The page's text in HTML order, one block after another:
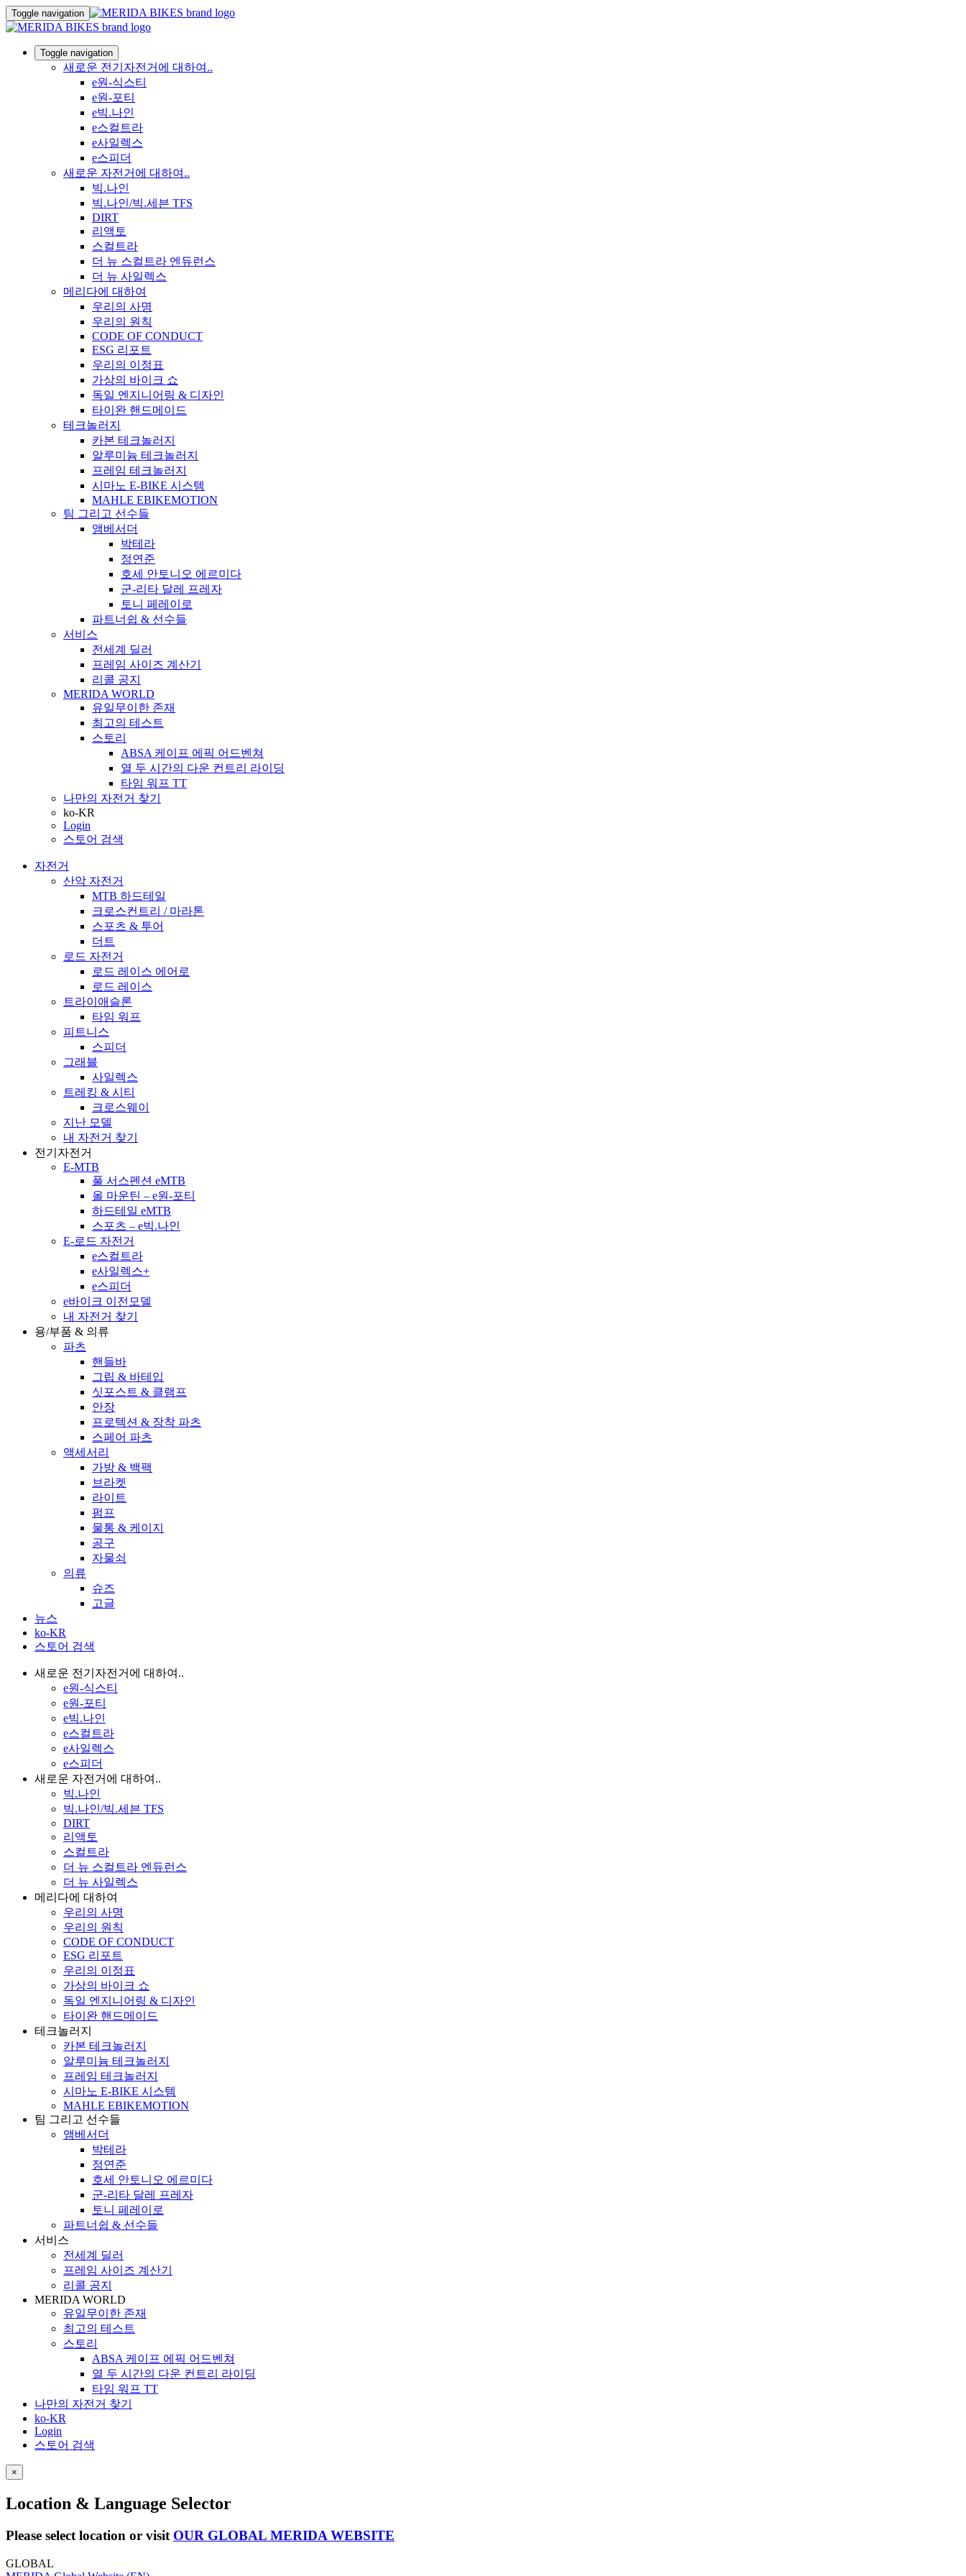
Toggle navigation
Toggle navigation
새로운 전기자전거에 대하여..
e원-식스티
e원-포티
e빅.나인
e스컬트라
e사일렉스
e스피더
새로운 자전거에 대하여..
빅.나인
빅.나인/빅.세븐 TFS
DIRT
리액토
스컬트라
더 뉴 스컬트라 엔듀런스
더 뉴 사일렉스
메리다에 대하여
우리의 사명
우리의 원칙
CODE OF CONDUCT
ESG 리포트
우리의 이정표
가상의 바이크 쇼
독일 엔지니어링 & 디자인
타이완 핸드메이드
테크놀러지
카본 테크놀러지
알루미늄 테크놀러지
프레임 테크놀러지
시마노 E-BIKE 시스템
MAHLE EBIKEMOTION
팀 그리고 선수들
앰베서더
박테라
정연준
호세 안토니오 에르미다
군-리타 달레 프레자
토니 페레이로
파트너쉽 & 선수들
서비스
전세계 딜러
프레임 사이즈 계산기
리콜 공지
MERIDA WORLD
유일무이한 존재
최고의 테스트
스토리
ABSA 케이프 에픽 어드벤쳐
열 두 시간의 다운 컨트리 라이딩
타임 워프 TT
나만의 자전거 찾기
ko-KR
Login
스토어 검색
자전거
산악 자전거
MTB 하드테일
크로스컨트리 / 마라톤
스포츠 & 투어
더트
로드 자전거
로드 레이스 에어로
로드 레이스
트라이애슬론
타임 워프
피트니스
스피더
그래블
사일렉스
트레킹 & 시티
크로스웨이
지난 모델
내 자전거 찾기
전기자전거
E-MTB
풀 서스펜션 eMTB
올 마운틴 – e원-포티
하드테일 eMTB
스포츠 – e빅.나인
E-로드 자전거
e스컬트라
e사일렉스+
e스피더
e바이크 이전모델
내 자전거 찾기
용/부품 & 의류
파츠
핸들바
그립 & 바테입
싯포스트 & 클램프
안장
프로텍션 & 장착 파츠
스페어 파츠
액세서리
가방 & 백팩
브라켓
라이트
펌프
물통 & 케이지
공구
자물쇠
의류
슈즈
고글
뉴스
ko-KR
스토어 검색
새로운 전기자전거에 대하여..
e원-식스티
e원-포티
e빅.나인
e스컬트라
e사일렉스
e스피더
새로운 자전거에 대하여..
빅.나인
빅.나인/빅.세븐 TFS
DIRT
리액토
스컬트라
더 뉴 스컬트라 엔듀런스
더 뉴 사일렉스
메리다에 대하여
우리의 사명
우리의 원칙
CODE OF CONDUCT
ESG 리포트
우리의 이정표
가상의 바이크 쇼
독일 엔지니어링 & 디자인
타이완 핸드메이드
테크놀러지
카본 테크놀러지
알루미늄 테크놀러지
프레임 테크놀러지
시마노 E-BIKE 시스템
MAHLE EBIKEMOTION
팀 그리고 선수들
앰베서더
박테라
정연준
호세 안토니오 에르미다
군-리타 달레 프레자
토니 페레이로
파트너쉽 & 선수들
서비스
전세계 딜러
프레임 사이즈 계산기
리콜 공지
MERIDA WORLD
유일무이한 존재
최고의 테스트
스토리
ABSA 케이프 에픽 어드벤쳐
열 두 시간의 다운 컨트리 라이딩
타임 워프 TT
나만의 자전거 찾기
ko-KR
Login
스토어 검색
×
Location & Language Selector
Please select location or visit OUR GLOBAL MERIDA WEBSITE
GLOBAL